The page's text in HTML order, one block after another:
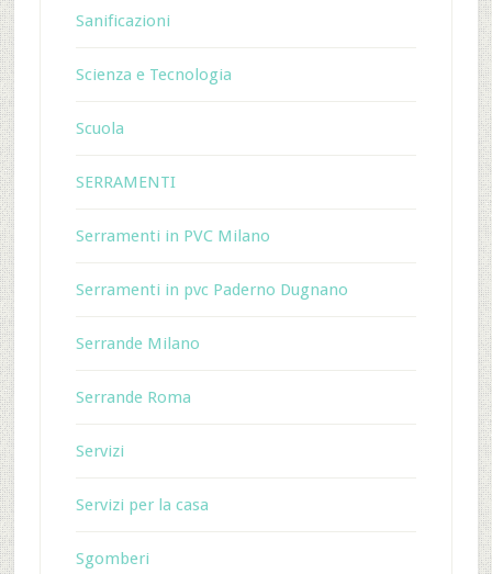
Sanificazioni
Scienza e Tecnologia
Scuola
SERRAMENTI
Serramenti in PVC Milano
Serramenti in pvc Paderno Dugnano
Serrande Milano
Serrande Roma
Servizi
Servizi per la casa
Sgomberi